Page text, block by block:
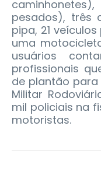
pesados), três
pipa, 21
uma
usuários
profissionais
de plantão para
Militar
mil policiais na
motoristas.